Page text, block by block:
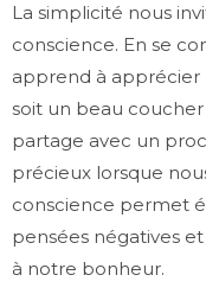
La simplicité nous
conscience. En se
apprend à apprécier
soit un beau
partage avec un
précieux lorsque
conscience permet
pensées négatives
à notre bonheur.